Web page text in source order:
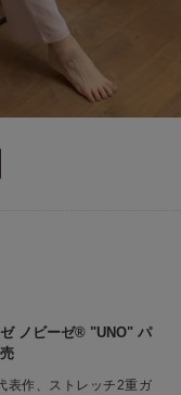
ノビーゼ® "UNO" パ
表作、ストレッチ2重ガ